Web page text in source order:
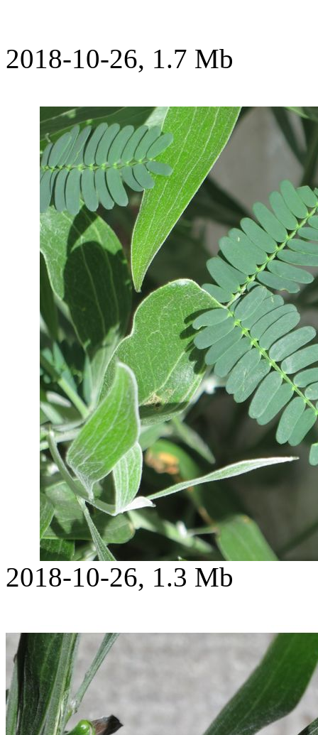
2018-10-26, 1.7 Mb
2018-10-26, 1.3 Mb